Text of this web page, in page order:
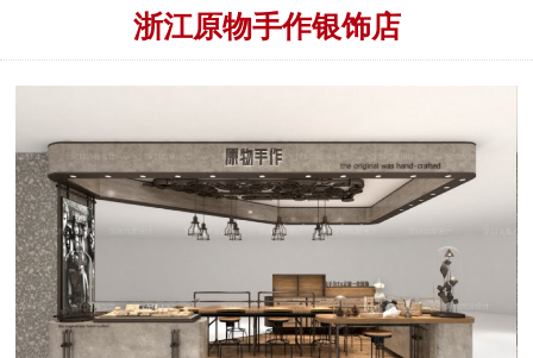
浙江原物手作银饰店